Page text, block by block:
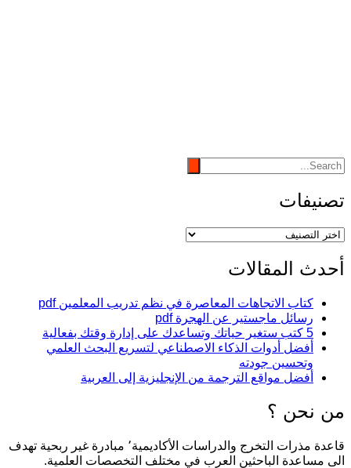
تصنيفات
تصنيفات
أحدث المقالات
كتاب الاتجاهات المعاصرة في نظم تدريب المعلمين pdf
رسائل ماجستير عن الهجرة pdf
5 كتب ستغير حياتك وتساعدك على إدارة وقتك بفعالية
أفضل أدوات الذكاء الاصطناعي لتسريع البحث العلمي
وتحسين جودته
أفضل مواقع الترجمة من الإنجليزية إلى العربية
من نحن ؟
قاعدة مذرات التخرج والدراسات الأكاديمية٬ مبادرة غير ربحية تهدف
الى مساعدة الباحثين العرب في مختلف التخصصات العلمية.